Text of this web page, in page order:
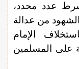
عدد محدد،
من عدالة
الإمام
على المسلمين